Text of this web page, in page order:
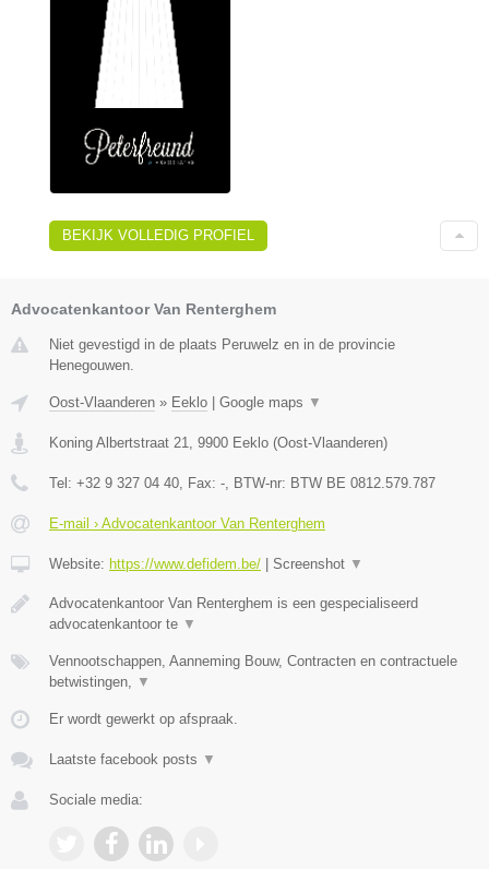
BEKIJK VOLLEDIG PROFIEL
Advocatenkantoor Van Renterghem
Niet gevestigd in de plaats Peruwelz en in de provincie
Henegouwen.
Oost-Vlaanderen » Eeklo Google maps ▼
Koning Albertstraat 21, 9900 Eeklo (Oost-Vlaanderen)
Tel: +32 9 327 04 40, Fax: -, BTW-nr: BTW BE 0812.579.787
E-mail › Advocatenkantoor Van Renterghem
Website: https://www.defidem.be/ Screenshot ▼
Advocatenkantoor Van Renterghem is een gespecialiseerd
advocatenkantoor te ▼
Vennootschappen, Aanneming Bouw, Contracten en contractuele
betwistingen, ▼
Er wordt gewerkt op afspraak.
Laatste facebook posts ▼
Sociale media: